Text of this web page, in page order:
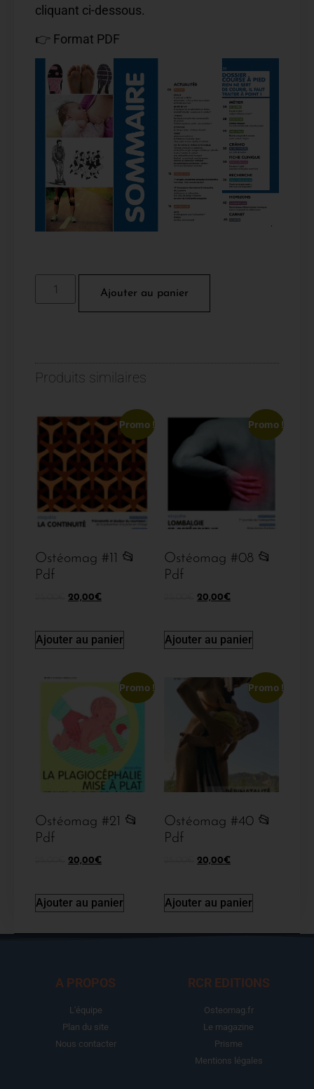
cliquant ci-dessous.
👉 Format PDF
Ajouter au panier
Produits similaires
Promo !
Ostéomag #11 📂
Pdf
20,00€
Ajouter au panier
Promo !
Ostéomag #08 📂
Pdf
20,00€
Ajouter au panier
Promo !
Ostéomag #21 📂
Pdf
20,00€
Ajouter au panier
Promo !
Ostéomag #40 📂
Pdf
20,00€
Ajouter au panier
A PROPOS
L'équipe
Plan du site
Nous contacter
RCR EDITIONS
Osteomag.fr
Le magazine
Prisme
Mentions légales